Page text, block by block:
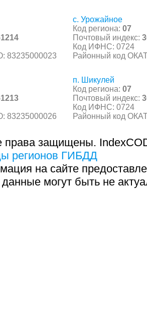
83235000023
с. Урожайное
Код региона: 07
Почтовый индекс:
Код ИФНС: 0724
Районный код
83235000026
п. Шикулей
Код региона: 07
Почтовый индекс:
Код ИФНС: 0724
Районный код
права защищены.
регионов ГИБДД
на сайте
могут быть не